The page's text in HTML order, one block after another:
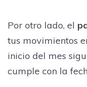
Por otro lado, el
tus movimientos
inicio del mes
cumple con la